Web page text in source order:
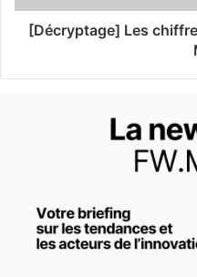
[Décryptage] Les